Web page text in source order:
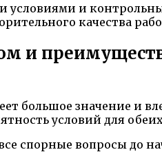
условиями и
качества
и
большое значение и
условий для
спорные вопросы до